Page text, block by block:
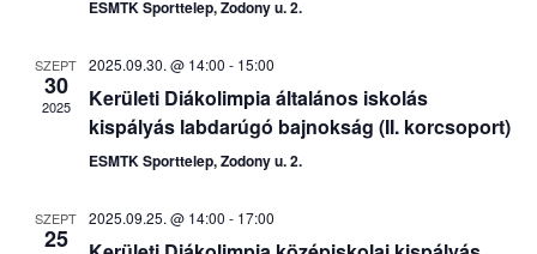
ESMTK Sporttelep, Zodony u. 2.
SZEPT
30
2025
2025.09.30. @ 14:00 - 15:00
Kerületi Diákolimpia általános iskolás
kispályás labdarúgó bajnokság (II. korcsoport)
ESMTK Sporttelep, Zodony u. 2.
SZEPT
25
2025.09.25. @ 14:00 - 17:00